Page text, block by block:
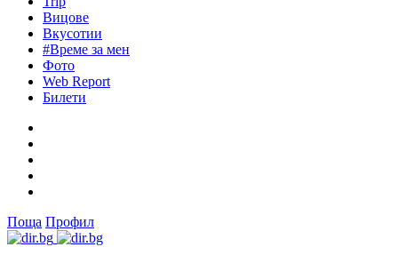
Вицове
Вкусотии
#Време за мен
Фото
Web Report
Билети
Поща Профил